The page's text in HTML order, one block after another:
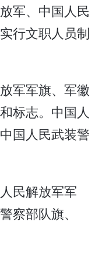
军、中国人民
行文职人员制
军军旗、军徽
标志。中国人
国人民武装警
民解放军军
察部队旗、